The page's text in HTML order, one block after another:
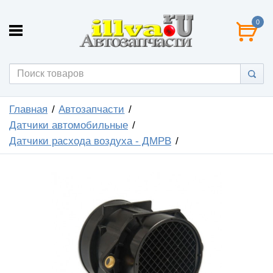
0
Главная
Автозапчасти
Датчики автомобильные
Датчики расхода воздуха - ДМРВ